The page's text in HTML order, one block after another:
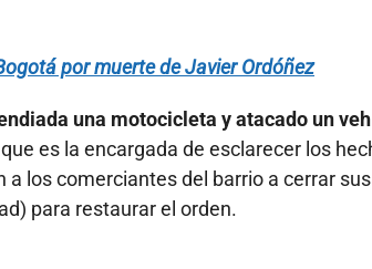
por muerte de Javier Ordóñez
una motocicleta y atacado un
que es la encargada de esclarecer los
los comerciantes del barrio a cerrar sus
para restaurar el orden.